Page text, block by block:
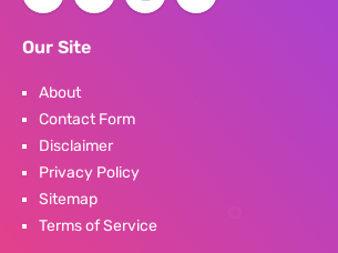
Our Site
About
Contact Form
Disclaimer
Privacy Policy
Sitemap
Terms of Service